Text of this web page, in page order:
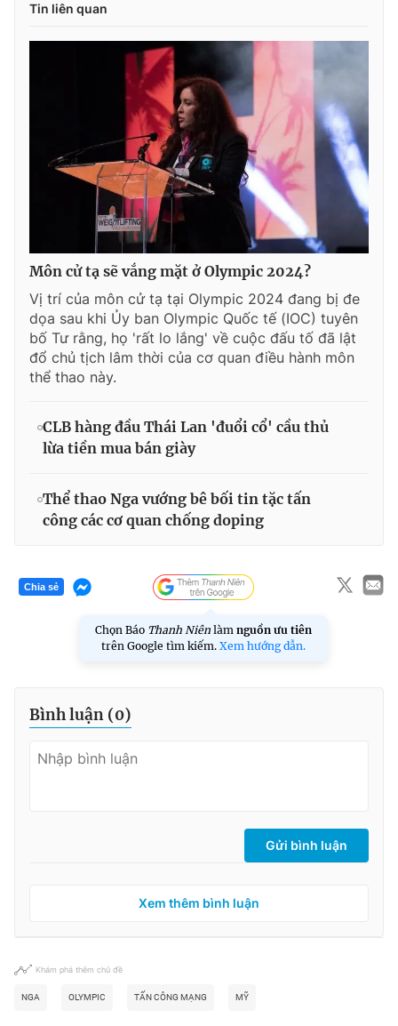
Tin liên quan
Môn cử tạ sẽ vắng mặt ở Olympic 2024?
Vị trí của môn cử tạ tại Olympic 2024 đang bị đe
dọa sau khi Ủy ban Olympic Quốc tế (IOC) tuyên
bố Tư rằng, họ 'rất lo lắng' về cuộc đấu tố đã lật
đổ chủ tịch lâm thời của cơ quan điều hành môn
thể thao này.
CLB hàng đầu Thái Lan 'đuổi cổ' cầu thủ
lừa tiền mua bán giày
Thể thao Nga vướng bê bối tin tặc tấn
công các cơ quan chống doping
Chia sẻ
Chọn Báo Thanh Niên làm nguồn ưu tiên
trên Google tìm kiếm. Xem hướng dẫn.
Bình luận (0)
Gửi bình luận
Xem thêm bình luận
Khám phá thêm chủ đề
NGA OLYMPIC TẤN CÔNG MẠNG MỸ